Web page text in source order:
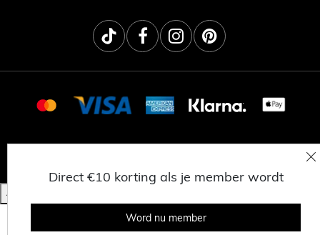
Direct €10 korting als je member wordt
Word nu member